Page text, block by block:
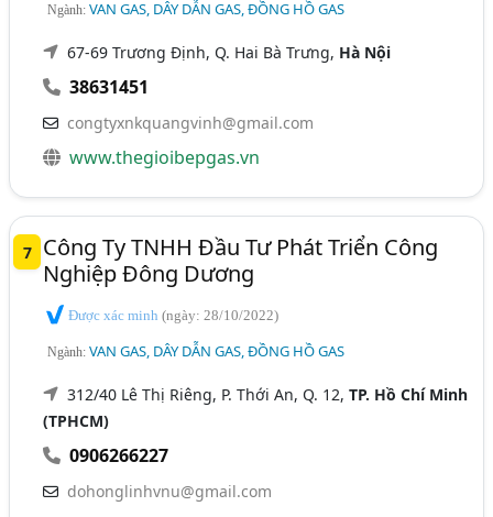
Ngành:VAN GAS, DÂY DẪN GAS, ĐỒNG HỒ GAS
67-69 Trương Định, Q. Hai Bà Trưng, Hà Nội
38631451
congtyxnkquangvinh@gmail.com
www.thegioibepgas.vn
7
Công Ty TNHH Đầu Tư Phát Triển Công
Nghiệp Đông Dương
Được xác minh(ngày: 28/10/2022)
Ngành:VAN GAS, DÂY DẪN GAS, ĐỒNG HỒ GAS
312/40 Lê Thị Riêng, P. Thới An, Q. 12,TP. Hồ Chí Minh
(TPHCM)
0906266227
dohonglinhvnu@gmail.com